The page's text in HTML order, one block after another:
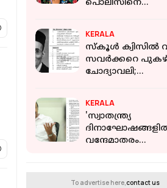
പൊലീസിനെ
ഫേസ്ബുക്ക് പോസ്റ്റ്
KERALA
സ്‌കൂള്‍ ക്വിസില്‍
സവര്‍ക്കറെ
ചോദ്യാവലി;
നല്‍കിയ ചോദ്യം
KERALA
'സ്വാതന്ത്ര്യ
വന്ദേമാതരം
To advertise here,contact us